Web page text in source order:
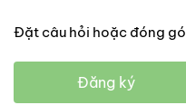
Đặt câu hỏi hoặc đóng
Đăng ký